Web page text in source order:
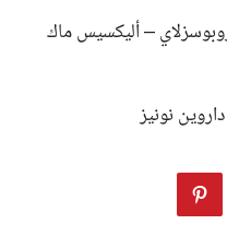
– أليكسيس ماك
نونيز